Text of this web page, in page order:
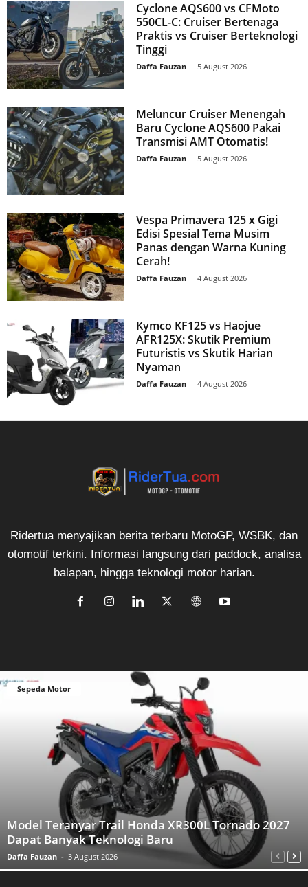
Cyclone AQS600 vs CFMoto
550CL-C: Cruiser Bertenaga
Praktis vs Cruiser Berteknologi
Tinggi
Daffa Fauzan 5 August 2026
Meluncur Cruiser Menengah
Baru Cyclone AQS600 Pakai
Transmisi AMT Otomatis!
Daffa Fauzan 5 August 2026
Vespa Primavera 125 x Gigi
Edisi Spesial Tema Musim
Panas dengan Warna Kuning
Cerah!
Daffa Fauzan 4 August 2026
Kymco KF125 vs Haojue
AFR125X: Skutik Premium
Futuristis vs Skutik Harian
Nyaman
Daffa Fauzan 4 August 2026
Ridertua menyajikan berita terbaru MotoGP, WSBK, dan
otomotif terkini. Informasi langsung dari paddock, analisa
balapan, hingga teknologi motor harian.
Sepeda Motor
Model Teranyar Trail Honda XR300L Tornado 2027
Dapat Banyak Teknologi Baru
Daffa Fauzan - 3 August 2026